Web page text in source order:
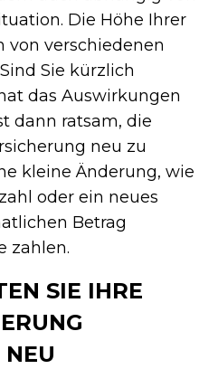
Die Höhe Ihrer
von verschiedenen
Sie kürzlich
das Auswirkungen
dann ratsam, die
neu zu
kleine Änderung, wie
oder ein neues
Betrag
zahlen.
SIE IHRE
B